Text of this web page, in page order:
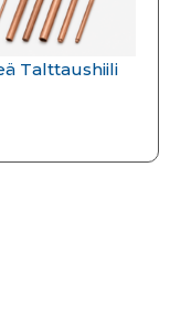
Talttaushiili